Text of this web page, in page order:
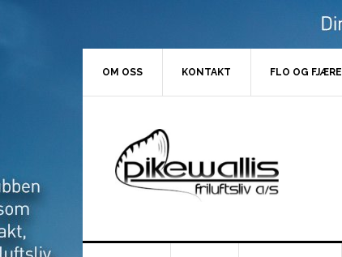
OM OSS KONTAKT FLO OG FJÆRE